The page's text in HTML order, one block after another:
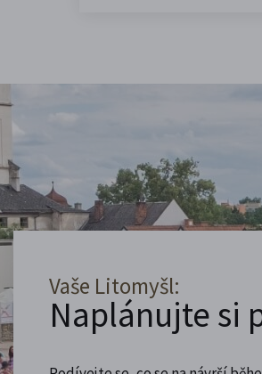
Vaše Litomyšl:
Naplánujte si